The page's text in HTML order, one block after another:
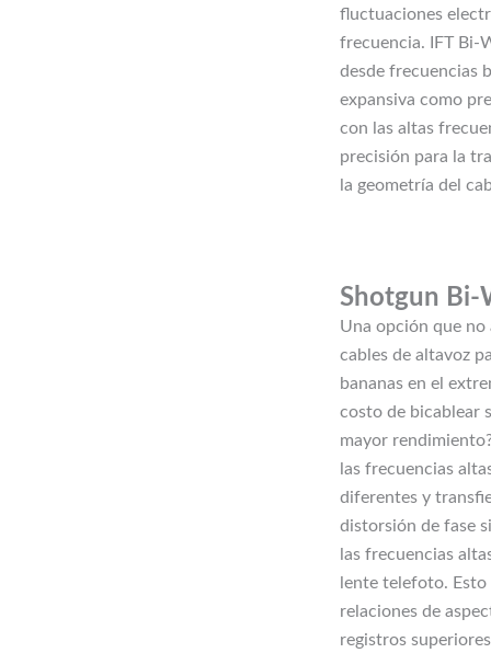
fluctuaciones
frecuencia. IFT Bi-
desde frecuencias
expansiva como
con las altas
precisión para la
la geometría del
Shotgun Bi-
Una opción que no
cables de altavoz
bananas en el
costo de bicablear
mayor
las frecuencias
diferentes y
distorsión de fase
las frecuencias
lente telefoto.
relaciones de
registros